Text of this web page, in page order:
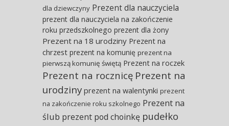
dla dziewczyny Prezent dla nauczyciela
prezent dla nauczyciela na zakończenie
roku przedszkolnego prezent dla żony
Prezent na 18 urodziny Prezent na
chrzest prezent na komunię prezent na
pierwszą komunię świętą Prezent na roczek
Prezent na rocznicę Prezent na
urodziny prezent na walentynki prezent
na zakończenie roku szkolnego Prezent na
ślub prezent pod choinkę pudełko